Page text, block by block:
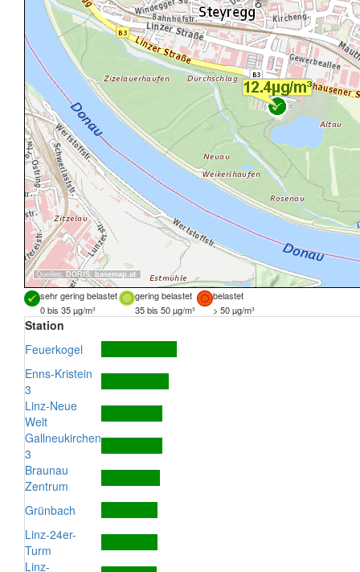
Quellen: DORIS, basemap.at
sehr gering belastet gering belastet
belastet
0 bis 35 µg/m³
35 bis 50 µg/m³ > 50 µg/m³
Station
Feuerkogel
Enns-Kristein
3
Linz-Neue
Welt
Gallneukirchen
3
Braunau
Zentrum
Grünbach
Linz-24er-
Turm
Linz-